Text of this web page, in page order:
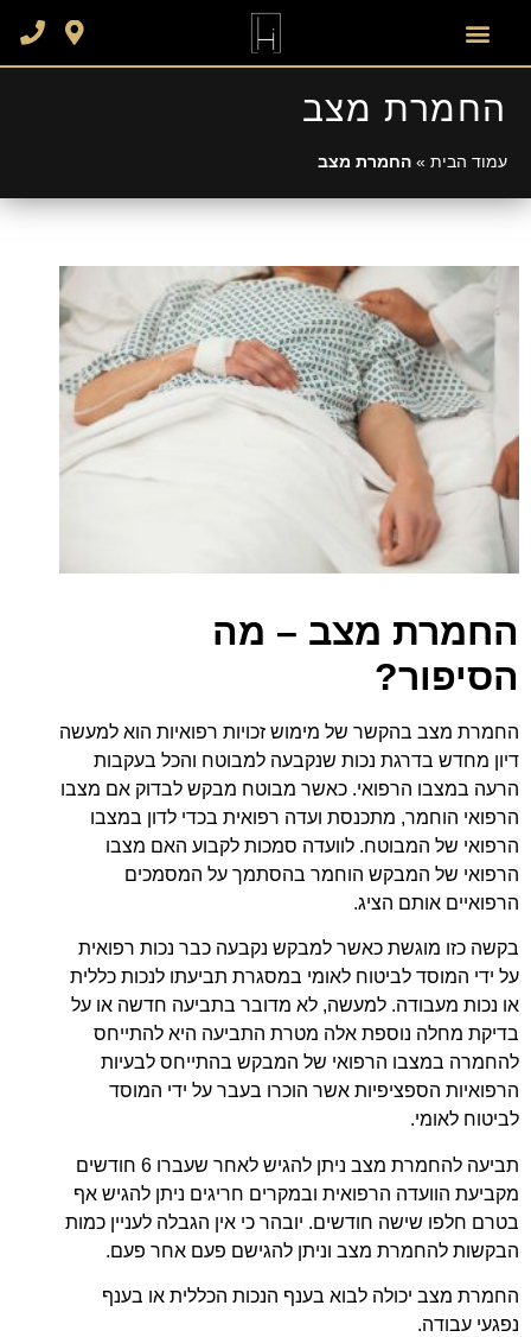
החמרת מצב
עמוד הבית » החמרת מצב
החמרת מצב – מה
הסיפור?
החמרת מצב בהקשר של מימוש זכויות רפואיות הוא למעשה
דיון מחדש בדרגת נכות שנקבעה למבוטח והכל בעקבות
הרעה במצבו הרפואי. כאשר מבוטח מבקש לבדוק אם מצבו
הרפואי הוחמר, מתכנסת ועדה רפואית בכדי לדון במצבו
הרפואי של המבוטח. לוועדה סמכות לקבוע האם מצבו
הרפואי של המבקש הוחמר בהסתמך על המסמכים
הרפואיים אותם הציג.
בקשה כזו מוגשת כאשר למבקש נקבעה כבר נכות רפואית
על ידי המוסד לביטוח לאומי במסגרת תביעתו לנכות כללית
או נכות מעבודה. למעשה, לא מדובר בתביעה חדשה או על
בדיקת מחלה נוספת אלה מטרת התביעה היא להתייחס
להחמרה במצבו הרפואי של המבקש בהתייחס לבעיות
הרפואיות הספציפיות אשר הוכרו בעבר על ידי המוסד
לביטוח לאומי.
תביעה להחמרת מצב ניתן להגיש לאחר שעברו 6 חודשים
מקביעת הוועדה הרפואית ובמקרים חריגים ניתן להגיש אף
בטרם חלפו שישה חודשים. יובהר כי אין הגבלה לעניין כמות
הבקשות להחמרת מצב וניתן להגישם פעם אחר פעם.
החמרת מצב יכולה לבוא בענף הנכות הכללית או בענף
נפגעי עבודה.